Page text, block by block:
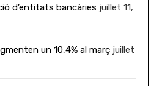
d’entitats bancàries juillet 11,
un 10,4% al març juillet